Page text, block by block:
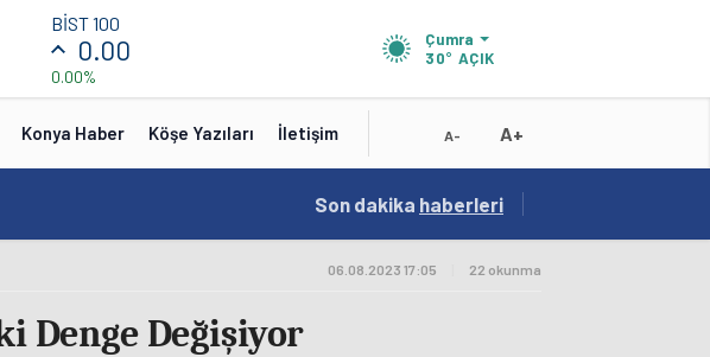
BİST 100
0.00
0.00%
Çumra
30° AÇIK
Konya Haber Köşe Yazıları İletişim A- A+
19:01 / Konya'nın Zengin Mutfağı GastroFest'te
Son dakika haberleri
06.08.2023 17:05 22 okunma
Denge Değişiyor